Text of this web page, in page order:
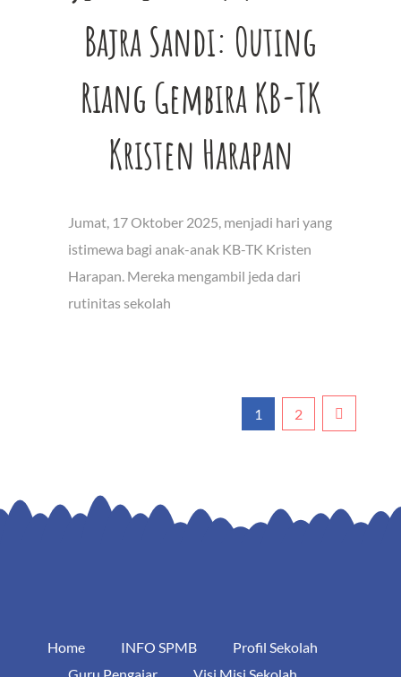
Bajra Sandi: Outing
Riang Gembira KB-TK
Kristen Harapan
Jumat, 17 Oktober 2025, menjadi hari yang
istimewa bagi anak-anak KB-TK Kristen
Harapan. Mereka mengambil jeda dari
rutinitas sekolah
1 2
Home INFO SPMB
Profil Sekolah